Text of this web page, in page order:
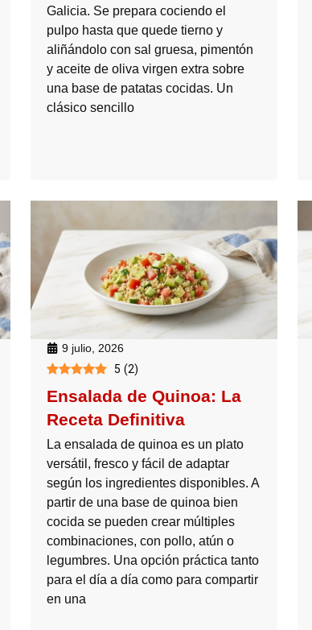
Galicia. Se prepara cociendo el
pulpo hasta que quede tierno y
aliñándolo con sal gruesa, pimentón
y aceite de oliva virgen extra sobre
una base de patatas cocidas. Un
clásico sencillo
9 julio, 2026
5 (2)
Ensalada de Quinoa: La
Receta Definitiva
La ensalada de quinoa es un plato
versátil, fresco y fácil de adaptar
según los ingredientes disponibles. A
partir de una base de quinoa bien
cocida se pueden crear múltiples
combinaciones, con pollo, atún o
legumbres. Una opción práctica tanto
para el día a día como para compartir
en una